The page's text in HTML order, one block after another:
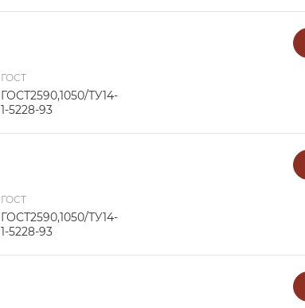
ГОСТ
ГОСТ2590,1050/ТУ14-
1-5228-93
ГОСТ
ГОСТ2590,1050/ТУ14-
1-5228-93